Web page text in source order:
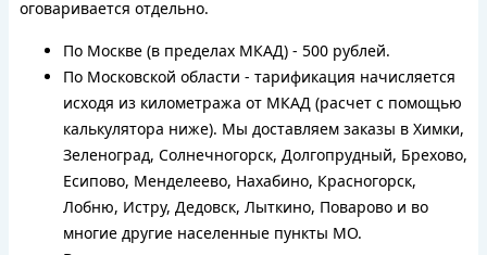
оговаривается отдельно.
По Москве (в пределах МКАД) - 500 рублей.
По Московской области - тарификация начисляется
исходя из километража от МКАД (расчет с помощью
калькулятора ниже). Мы доставляем заказы в Химки,
Зеленоград, Солнечногорск, Долгопрудный, Брехово,
Есипово, Менделеево, Нахабино, Красногорск,
Лобню, Истру, Дедовск, Лыткино, Поварово и во
многие другие населенные пункты МО.